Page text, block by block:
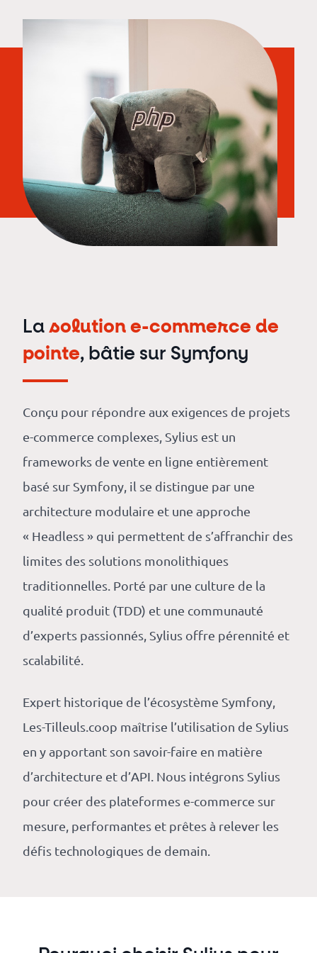
La solution e-commerce de
pointe, bâtie sur Symfony
Conçu pour répondre aux exigences de projets
e-commerce complexes, Sylius est un
frameworks de vente en ligne entièrement
basé sur Symfony, il se distingue par une
architecture modulaire et une approche
« Headless » qui permettent de s’affranchir des
limites des solutions monolithiques
traditionnelles. Porté par une culture de la
qualité produit (TDD) et une communauté
d’experts passionnés, Sylius offre pérennité et
scalabilité.
Expert historique de l’écosystème Symfony,
Les-Tilleuls.coop maîtrise l’utilisation de Sylius
en y apportant son savoir-faire en matière
d’architecture et d’API. Nous intégrons Sylius
pour créer des plateformes e-commerce sur
mesure, performantes et prêtes à relever les
défis technologiques de demain.